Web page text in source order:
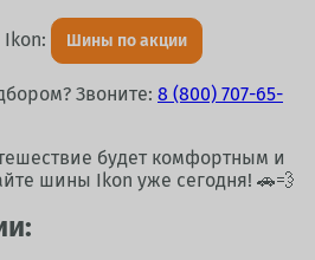
Ikon: Шины по акции
Звоните: 8 (800) 707-65-
будет комфортным и
шины Ikon уже сегодня! 🚗💨